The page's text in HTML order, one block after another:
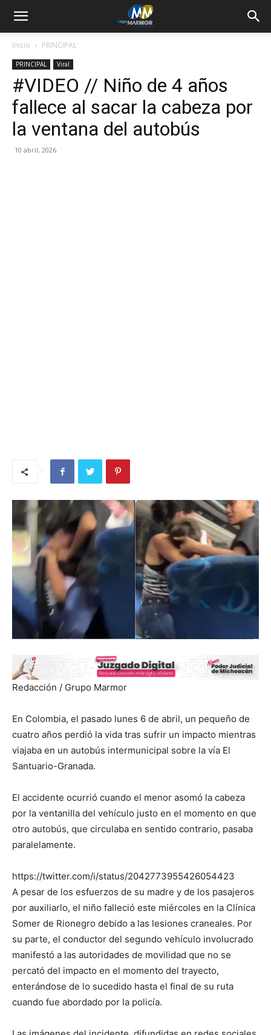
Inicio PRINCIPAL
PRINCIPAL Viral
#VIDEO // Niño de 4 años
fallece al sacar la cabeza por
la ventana del autobús
10 abril, 2026
Redacción / Grupo Marmor
En Colombia, el pasado lunes 6 de abril, un pequeño de
cuatro años perdió la vida tras sufrir un impacto mientras
viajaba en un autobús intermunicipal sobre la vía El
Santuario-Granada.
El accidente ocurrió cuando el menor asomó la cabeza
por la ventanilla del vehículo justo en el momento en que
otro autobús, que circulaba en sentido contrario, pasaba
paralelamente.
https://twitter.com/i/status/2042773955426054423
A pesar de los esfuerzos de su madre y de los pasajeros
por auxiliarlo, el niño falleció este miércoles en la Clínica
Somer de Rionegro debido a las lesiones craneales. Por
su parte, el conductor del segundo vehículo involucrado
manifestó a las autoridades de movilidad que no se
percató del impacto en el momento del trayecto,
enterándose de lo sucedido hasta el final de su ruta
cuando fue abordado por la policía.